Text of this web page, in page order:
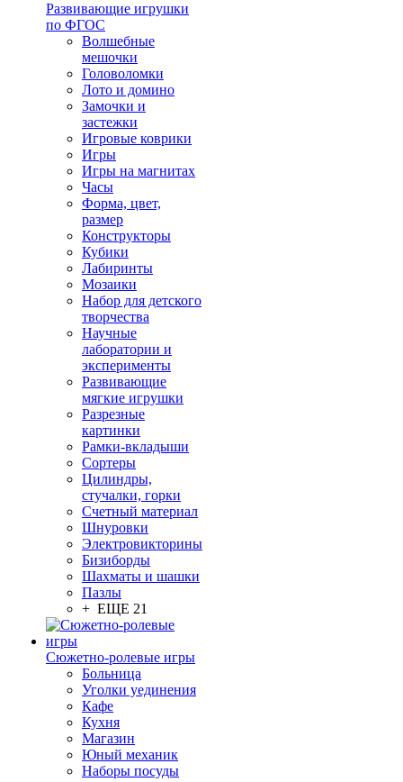
Развивающие игрушки
по ФГОС
Волшебные
мешочки
Головоломки
Лото и домино
Замочки и
застежки
Игровые коврики
Игры
Игры на магнитах
Часы
Форма, цвет,
размер
Конструкторы
Кубики
Лабиринты
Мозаики
Набор для детского
творчества
Научные
лаборатории и
эксперименты
Развивающие
мягкие игрушки
Разрезные
картинки
Рамки-вкладыши
Сортеры
Цилиндры,
стучалки, горки
Счетный материал
Шнуровки
Электровикторины
Бизиборды
Шахматы и шашки
Пазлы
+ ЕЩЕ 21
Сюжетно-ролевые игры
Больница
Уголки уединения
Кафе
Кухня
Магазин
Юный механик
Наборы посуды